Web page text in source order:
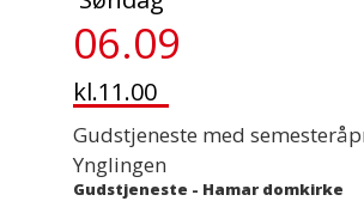
06.09
kl.11.00
Gudstjeneste med
Ynglingen
Gudstjeneste - Hamar domkirke